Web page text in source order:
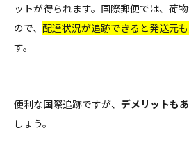
ットが得られます。国際郵便では、荷
ので、 配達状況が追跡できると発送元
す。
便利な国際追跡ですが、 デメリットも
しょう。